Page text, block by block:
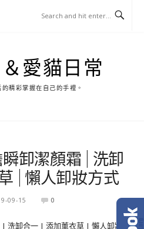
愛貓日常
精彩掌握在自己的手裡。
卸潔顏霜 | 洗卸
| 懶人卸妝方式
09-15 0